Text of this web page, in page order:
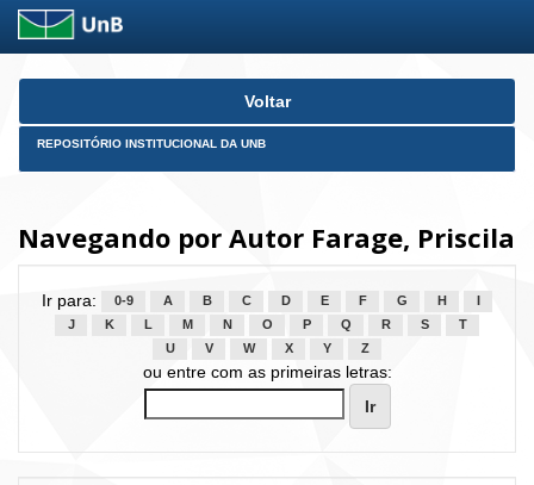
Skip
Voltar
REPOSITÓRIO INSTITUCIONAL DA UNB
Navegando por Autor Farage, Priscila
Ir para: 0-9 A B C D E F G H
J
K L M N O P Q R S
T
U
V W X Y Z
ou entre com as primeiras letras: